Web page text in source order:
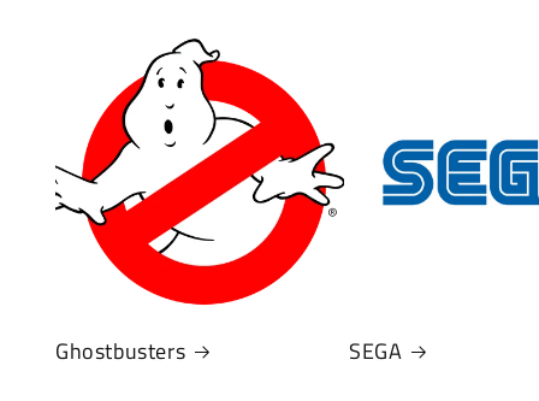
Ghostbusters SEGA